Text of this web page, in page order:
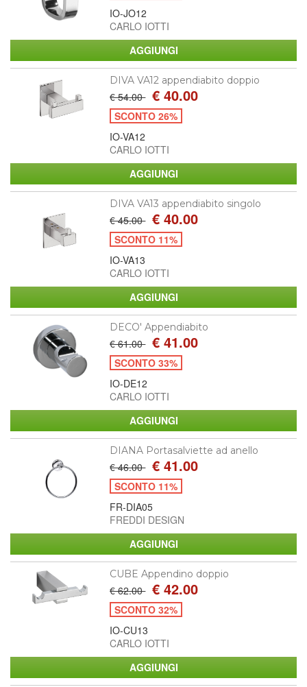
IO-JO12
CARLO IOTTI
DIVA VA12 appendiabito doppio
€ 54.00 € 40.00
SCONTO 26%
IO-VA12
CARLO IOTTI
DIVA VA13 appendiabito singolo
€ 45.00 € 40.00
SCONTO 11%
IO-VA13
CARLO IOTTI
DECO' Appendiabito
€ 61.00 € 41.00
SCONTO 33%
IO-DE12
CARLO IOTTI
DIANA Portasalviette ad anello
€ 46.00 € 41.00
SCONTO 11%
FR-DIA05
FREDDI DESIGN
CUBE Appendino doppio
€ 62.00 € 42.00
SCONTO 32%
IO-CU13
CARLO IOTTI